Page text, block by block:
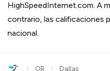
HighSpeedInternet.com. A
contrario, las calificaciones
nacional.
› OR › Dallas